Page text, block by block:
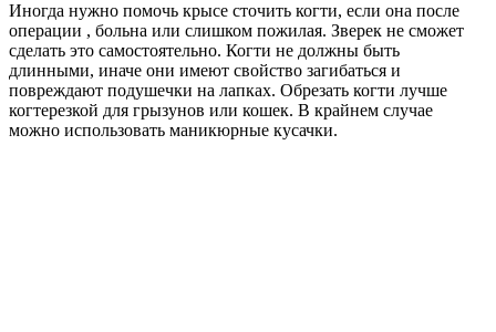
Иногда нужно помочь крысе сточить когти, если она после
операции , больна или слишком пожилая. Зверек не сможет
сделать это самостоятельно. Когти не должны быть
длинными, иначе они имеют свойство загибаться и
повреждают подушечки на лапках. Обрезать когти лучше
когтерезкой для грызунов или кошек. В крайнем случае
можно использовать маникюрные кусачки.